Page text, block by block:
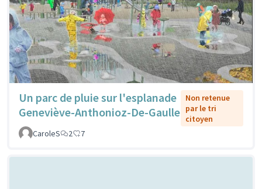
Un parc de pluie sur l'esplanade
Geneviève-Anthonioz-De-Gaulle
Non retenue
par le tri
citoyen
CaroleS
2 7